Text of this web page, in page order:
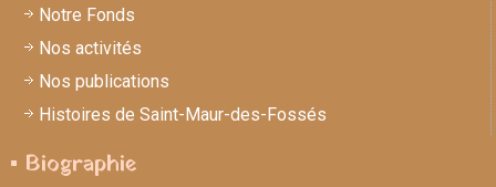
Notre Fonds
Nos activités
Nos publications
Histoires de Saint-Maur-des-Fossés
▪ Biographie